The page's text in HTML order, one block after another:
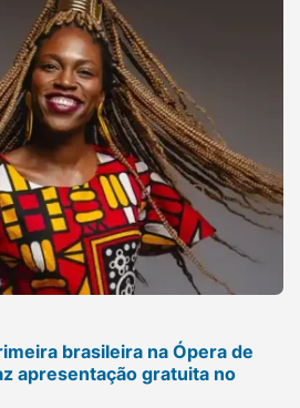
brasileira na Ópera de
apresentação gratuita no